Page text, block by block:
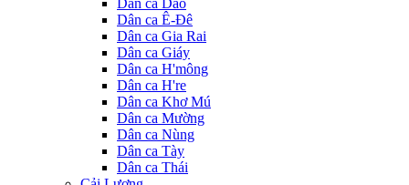
Dân ca Dao
Dân ca Ê-Đê
Dân ca Gia Rai
Dân ca Giáy
Dân ca H'mông
Dân ca H're
Dân ca Khơ Mú
Dân ca Mường
Dân ca Nùng
Dân ca Tày
Dân ca Thái